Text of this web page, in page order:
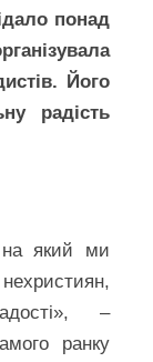
понад
Його
радість
на який ми
–
ранку